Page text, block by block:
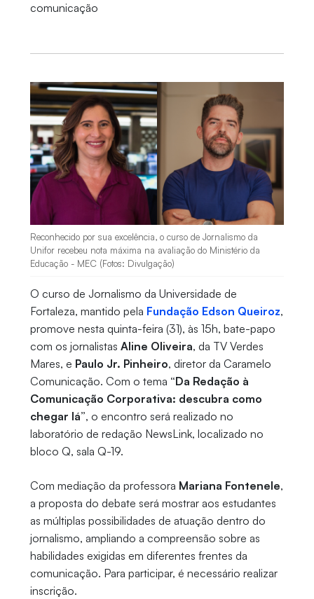
comunicação
Reconhecido por sua excelência, o curso de Jornalismo da
Unifor recebeu nota máxima na avaliação do Ministério da
Educação - MEC (Fotos: Divulgação)
O curso de Jornalismo da Universidade de
Fortaleza, mantido pela Fundação Edson Queiroz,
promove nesta quinta-feira (31), às 15h, bate-papo
com os jornalistas Aline Oliveira, da TV Verdes
Mares, e Paulo Jr. Pinheiro, diretor da Caramelo
Comunicação. Com o tema “Da Redação à
Comunicação Corporativa: descubra como
chegar lá”, o encontro será realizado no
laboratório de redação NewsLink, localizado no
bloco Q, sala Q-19.
Com mediação da professora Mariana Fontenele,
a proposta do debate será mostrar aos estudantes
as múltiplas possibilidades de atuação dentro do
jornalismo, ampliando a compreensão sobre as
habilidades exigidas em diferentes frentes da
comunicação. Para participar, é necessário realizar
inscrição.